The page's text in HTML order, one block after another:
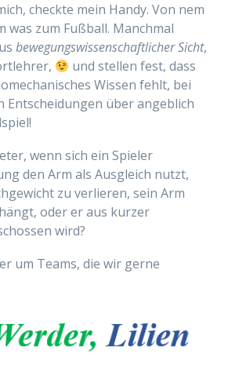
checkte mein Handy. Von nem
was zum Fußball. Manchmal
bewegungswissenschaftlicher Sicht,
und stellen fest, dass
Wissen fehlt, bei
Entscheidungen über angeblich
wenn sich ein Spieler
den Arm als Ausgleich nutzt,
zu verlieren, sein Arm
oder er aus kurzer
wird?
um Teams, die wir gerne